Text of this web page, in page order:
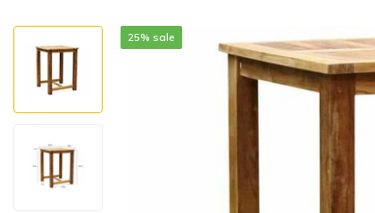
25% sale